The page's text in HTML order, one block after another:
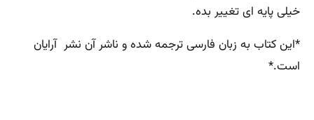
خیلی پایه ای تغییر بده.
‏‫*این کتاب به زبان فارسی ترجمه شده و ناشر آن نشر آرایان‏‫‏‫
است.*